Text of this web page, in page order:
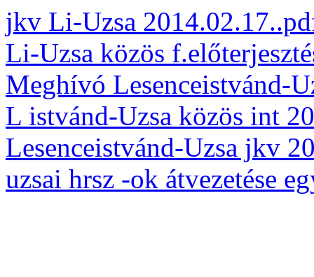
jkv Li-Uzsa
Li-Uzsa közös
Meghívó Lesenceistvánd-
L istvánd-Uzsa közös int
Lesenceistvánd-Uzsa jkv
uzsai hrsz -ok átvezetése